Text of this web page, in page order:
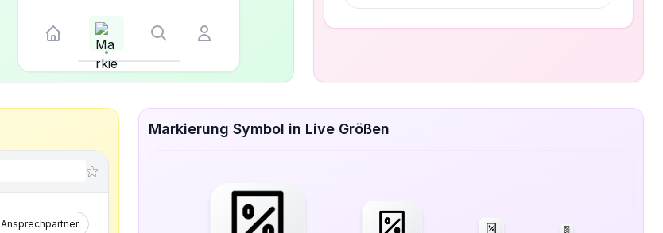
Ansprechpartner
Markierung Symbol in Live Größen